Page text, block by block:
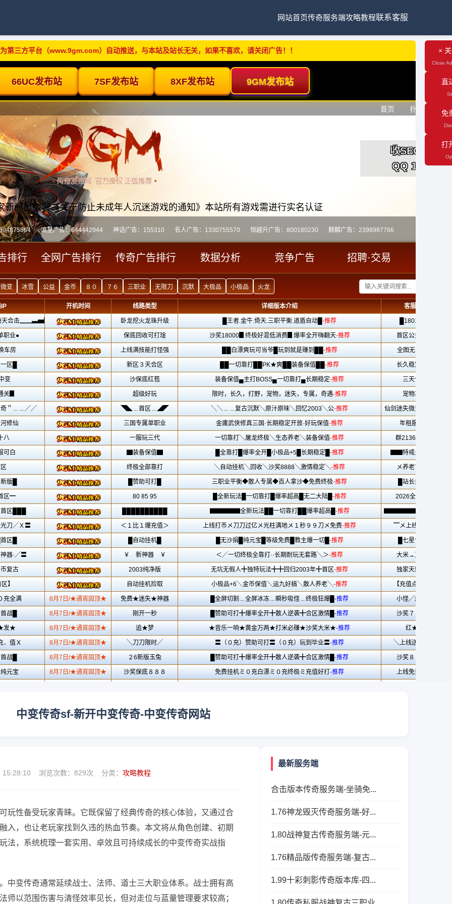
网站首页传奇服务端攻略教程联系客服
第三方平台（www.9gm.com）自动推送，与本站及站长无关，如果不喜欢，请关闭广告！！ ×
Close
直
免
打
中变传奇sf-新开中变传奇-中变传奇网站
15:28:10 浏览次数： 829次 分类： 攻略教程
玩性备受玩家青睐。它既保留了经典传奇的核心体验，又通过合
入，也让老玩家找到久违的热血节奏。本文将从角色创建、初期
法，系统梳理一套实用、卓效且可持续成长的中变传奇实战指
中变传奇通常延续战士、法师、道士三大职业体系。战士拥有高
师以范围伤害与清怪效率见长，但对走位与蓝量管理要求较高；
最新服务端
合击版本传奇服务端-坐骑免...
1.76神龙毁灭传奇服务端-好...
1.80战神复古传奇服务端-元...
1.76精品版传奇服务端-复古...
1.99十彩刺影传奇版本库-四...